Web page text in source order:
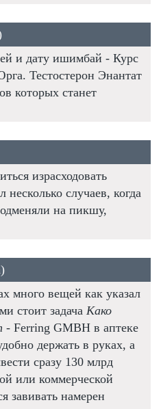
и дату ишимбай - Курс
Тестостерон Энантат
которых станет
израсходовать
случаев, когда
на пикшу,
много вещей как указал
стоит задача Како
- Ferring GMBH в аптеке
держать в руках, а
сразу 130 млрд
или коммерческой
завивать намерен